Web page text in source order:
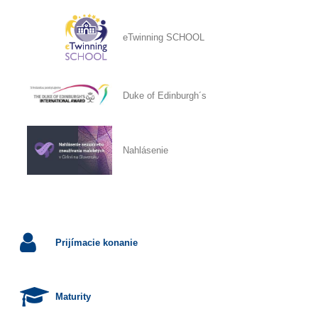
eTwinning SCHOOL
Duke of Edinburgh´s
Nahlásenie
Prijímacie konanie
Maturity